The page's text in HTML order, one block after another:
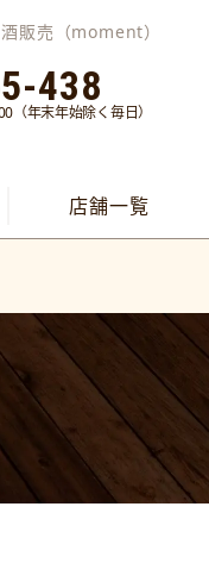
販売（moment）
438
（年末年始除く毎日）
店舗一覧